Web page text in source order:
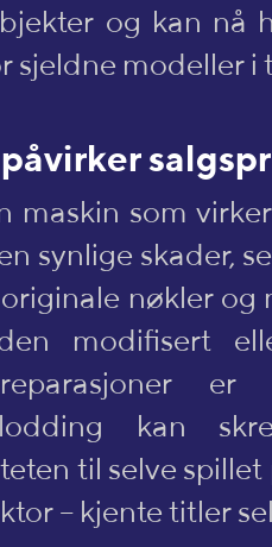
og kan nå
modeller i
maskin som
synlige skader,
nøkler og
modifisert
reparasjoner
kan
til selve
– kjente titler